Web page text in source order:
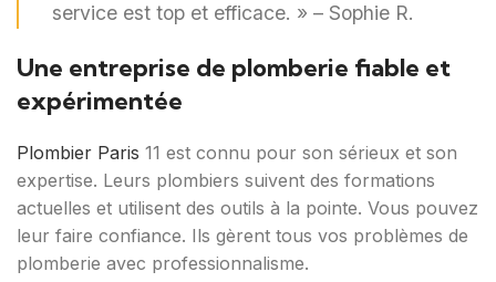
service est top et efficace. » – Sophie R.
Une entreprise de plomberie fiable et
expérimentée
Plombier Paris 11 est connu pour son sérieux et son
expertise. Leurs plombiers suivent des formations
actuelles et utilisent des outils à la pointe. Vous pouvez
leur faire confiance. Ils gèrent tous vos problèmes de
plomberie avec professionnalisme.